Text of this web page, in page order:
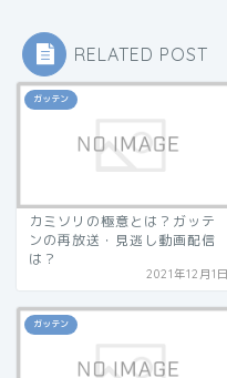
RELATED POST
ガッテン
カミソリの極意とは？ガッテ
ンの再放送・見逃し動画配信
は？
2021年12月1日
ガッテン